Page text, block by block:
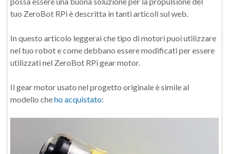
tuo ZeroBot RPi è descritta in tanti articoli sul web.
In questo articolo leggerai che tipo di motori puoi utilizzare
nel tuo robot e come debbano essere modificati per essere
utilizzati nel ZeroBot RPi gear motor.
Il gear motor usato nel progetto originale è simile al
modello cheho acquistato: